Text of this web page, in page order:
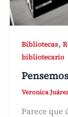
Bibliotecas,
bibliotecario
Veronica
Parece que